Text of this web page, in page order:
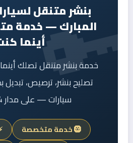
بنشر متنقل
المبارك — خدمة
أينما
خدمة بنشر متنقل تصلك أينما
تصليح بنشر، ترصيص، تبديل
سيارات — على مدار 24 ساعة.
🛞 خدمة متخصصة